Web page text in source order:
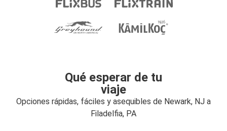
Qué esperar de tu
viaje
Opciones rápidas, fáciles y asequibles de Newark, NJ a
Filadelfia, PA